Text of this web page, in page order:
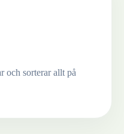
och sorterar allt på